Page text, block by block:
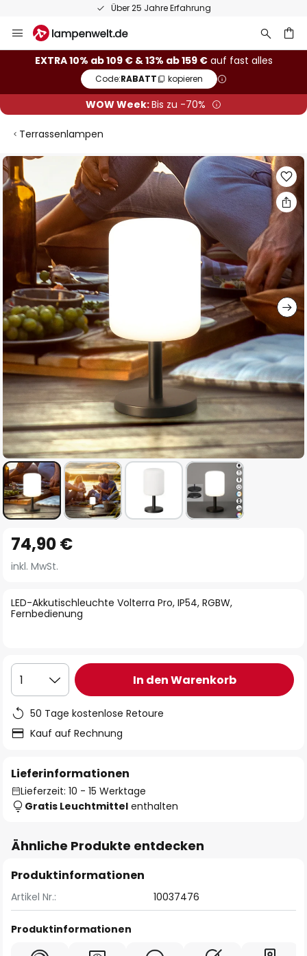
Über 25 Jahre Erfahrung
Inhalt
springen
EXTRA 10% ab 109 € & 13% ab 159 €auf fast alles
Code:RABATT kopieren
WOW Week:Bis zu -70%
Terrassenlampen
Zum
Ende
der
Bildgalerie
springen
Anfang
der
springen
LED-Akkutischleuchte Volterra Pro, IP54, RGBW,
Fernbedienung
74,90 €
inkl. MwSt.
1 In den Warenkorb
50 Tage kostenlose Retoure
Kauf auf Rechnung
Lieferinformationen
Lieferzeit: 10 - 15 Werktage
Gratis Leuchtmittel enthalten
Ähnliche Produkte entdecken
Produktinformationen
Artikel Nr.: 10037476
Produktinformationen